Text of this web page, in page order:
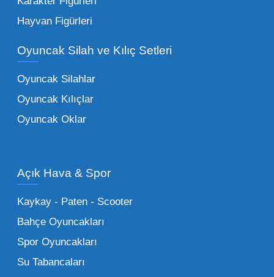
Eğitici Setler:
tarafından tercih edilentoptan eğitici
ebeveynlerin son yıllarda en çok satın aldığı
ürün grupları arasında yer almaktadır.
Oyuncak Araçlar:
stok imkanımızla sunulmaktadır.
Küçük Oyuncaklar:
sağlayan toptan küçük oyuncaklar, bakkallar,
Bu kategorideki küçük oyuncaklar toptan
alımlarda çok düşük maliyetlerle yüksek
Hayvan Figürleri
Oyuncak Silah ve Kılıç Setleri
Oyuncak Silahlar
Oyuncak Kılıçlar
Oyuncak Oklar
Açık Hava & Spor
Kaykay - Paten - Scooter
Bahçe Oyuncakları
Spor Oyuncakları
Su Tabancaları